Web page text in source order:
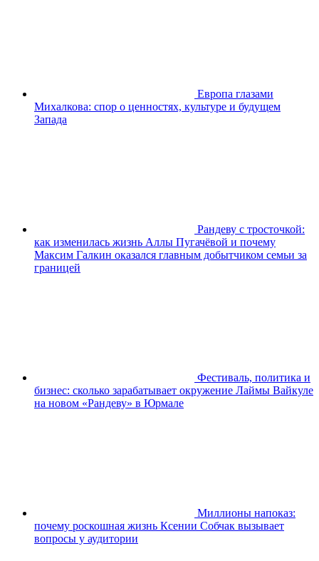
Европа глазами
Михалкова: спор о ценностях, культуре и будущем
Запада
Рандеву с тросточкой:
как изменилась жизнь Аллы Пугачёвой и почему
Максим Галкин оказался главным добытчиком семьи за
границей
Фестиваль, политика и
бизнес: сколько зарабатывает окружение Лаймы Вайкуле
на новом «Рандеву» в Юрмале
Миллионы напоказ:
почему роскошная жизнь Ксении Собчак вызывает
вопросы у аудитории